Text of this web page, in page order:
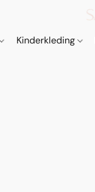
Kinderkleding